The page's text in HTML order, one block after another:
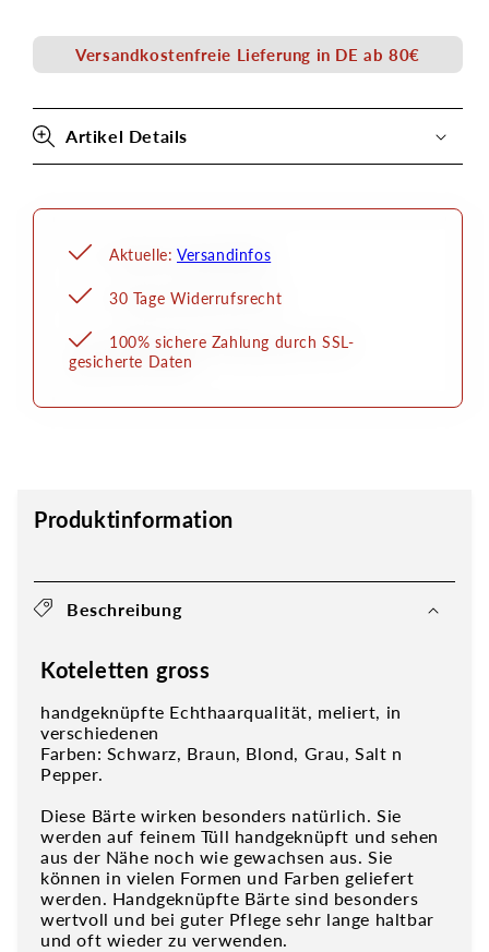
Echthaar
Echthaar
Versandkostenfreie Lieferung in DE ab 80€
Artikel Details
Aktuelle: Versandinfos
30 Tage Widerrufsrecht
100% sichere Zahlung durch SSL-
gesicherte Daten
Produktinformation
Beschreibung
Koteletten gross
handgeknüpfte Echthaarqualität, meliert, in
verschiedenen
Farben: Schwarz, Braun, Blond, Grau, Salt n
Pepper.
Diese Bärte wirken besonders natürlich. Sie
werden auf feinem Tüll handgeknüpft und sehen
aus der Nähe noch wie gewachsen aus. Sie
können in vielen Formen und Farben geliefert
werden. Handgeknüpfte Bärte sind besonders
wertvoll und bei guter Pflege sehr lange haltbar
und oft wieder zu verwenden.